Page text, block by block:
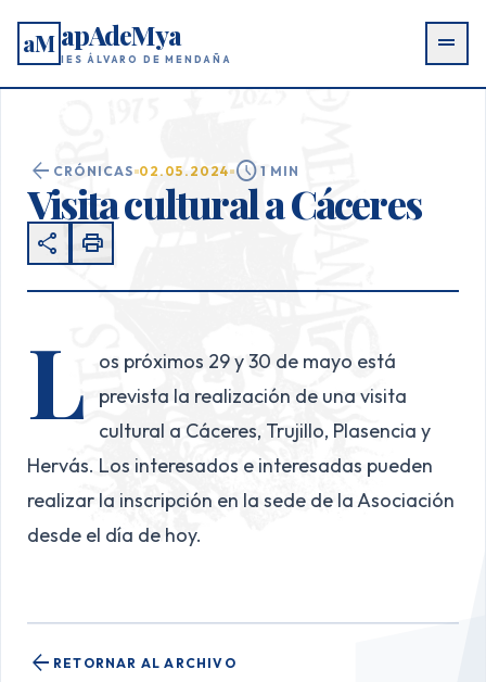
aM apAdeMya
IES ÁLVARO DE MENDAÑA drag_handle
arrow_back CRÓNICAS 02.05.2024 schedule 1 MIN
Visita cultural a Cáceres
share print
L
os próximos 29 y 30 de mayo está
prevista la realización de una visita
cultural a Cáceres, Trujillo, Plasencia y
Hervás. Los interesados e interesadas pueden
realizar la inscripción en la sede de la Asociación
desde el día de hoy.
arrow_back RETORNAR AL ARCHIVO